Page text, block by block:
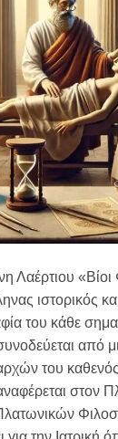
Λαέρτιου
ιστορικός
του κάθε
από
του
στον